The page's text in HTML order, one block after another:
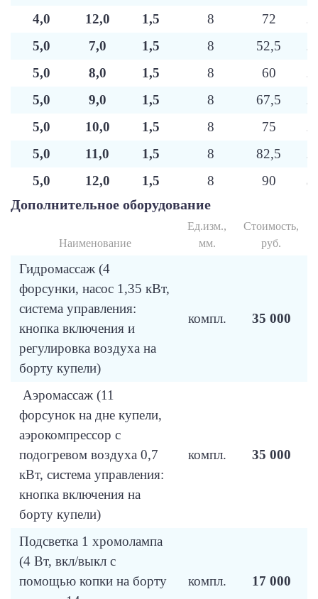
4,0
12,0 1,5 8 72
5,0
7,0 1,5 8 52,5
5,0
8,0 1,5 8 60
5,0
9,0 1,5 8 67,5
5,0
10,0 1,5 8 75
5,0
11,0 1,5 8 82,5
5,0
12,0 1,5 8 90
Дополнительное оборудование
Наименование
Ед.изм.,
мм.
Стоимость,
руб.
Гидромассаж (4
форсунки, насос 1,35 кВт,
система управления:
кнопка включения и
регулировка воздуха на
борту купели)
компл. 35 000
Аэромассаж (11
форсунок на дне купели,
аэрокомпрессор с
подогревом воздуха 0,7
кВт, система управления:
кнопка включения на
борту купели)
компл. 35 000
Подсветка 1 хромолампа
(4 Вт, вкл/выкл с
помощью копки на борту
компл. 17 000